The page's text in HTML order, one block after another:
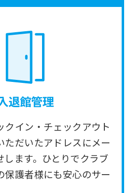
退館管理
クイン・チェックアウト
ただいたアドレスにメー
します。ひとりでクラブ
保護者様にも安心のサー
may
be
an
translation.
The
may
differ
from
the